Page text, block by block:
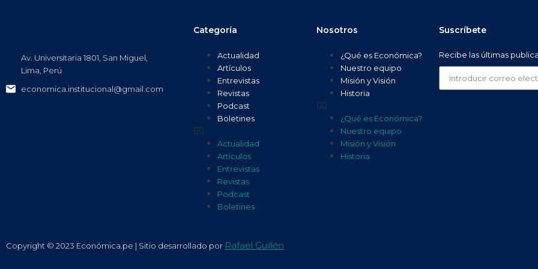
Av. Universitaria 1801, San Miguel,
Lima, Perú
economica.institucional@gmail.com
Categoría
Actualidad
Artículos
Entrevistas
Revistas
Podcast
Boletines
Actualidad
Artículos
Entrevistas
Revistas
Podcast
Boletines
Nosotros
¿Qué es Económica?
Nuestro equipo
Misión y Visión
Historia
¿Qué es Económica?
Nuestro equipo
Misión y Visión
Historia
Suscríbete
Recibe las últimas
Copyright © 2023 Económica.pe | Sitio desarrollado por Rafael Guillén